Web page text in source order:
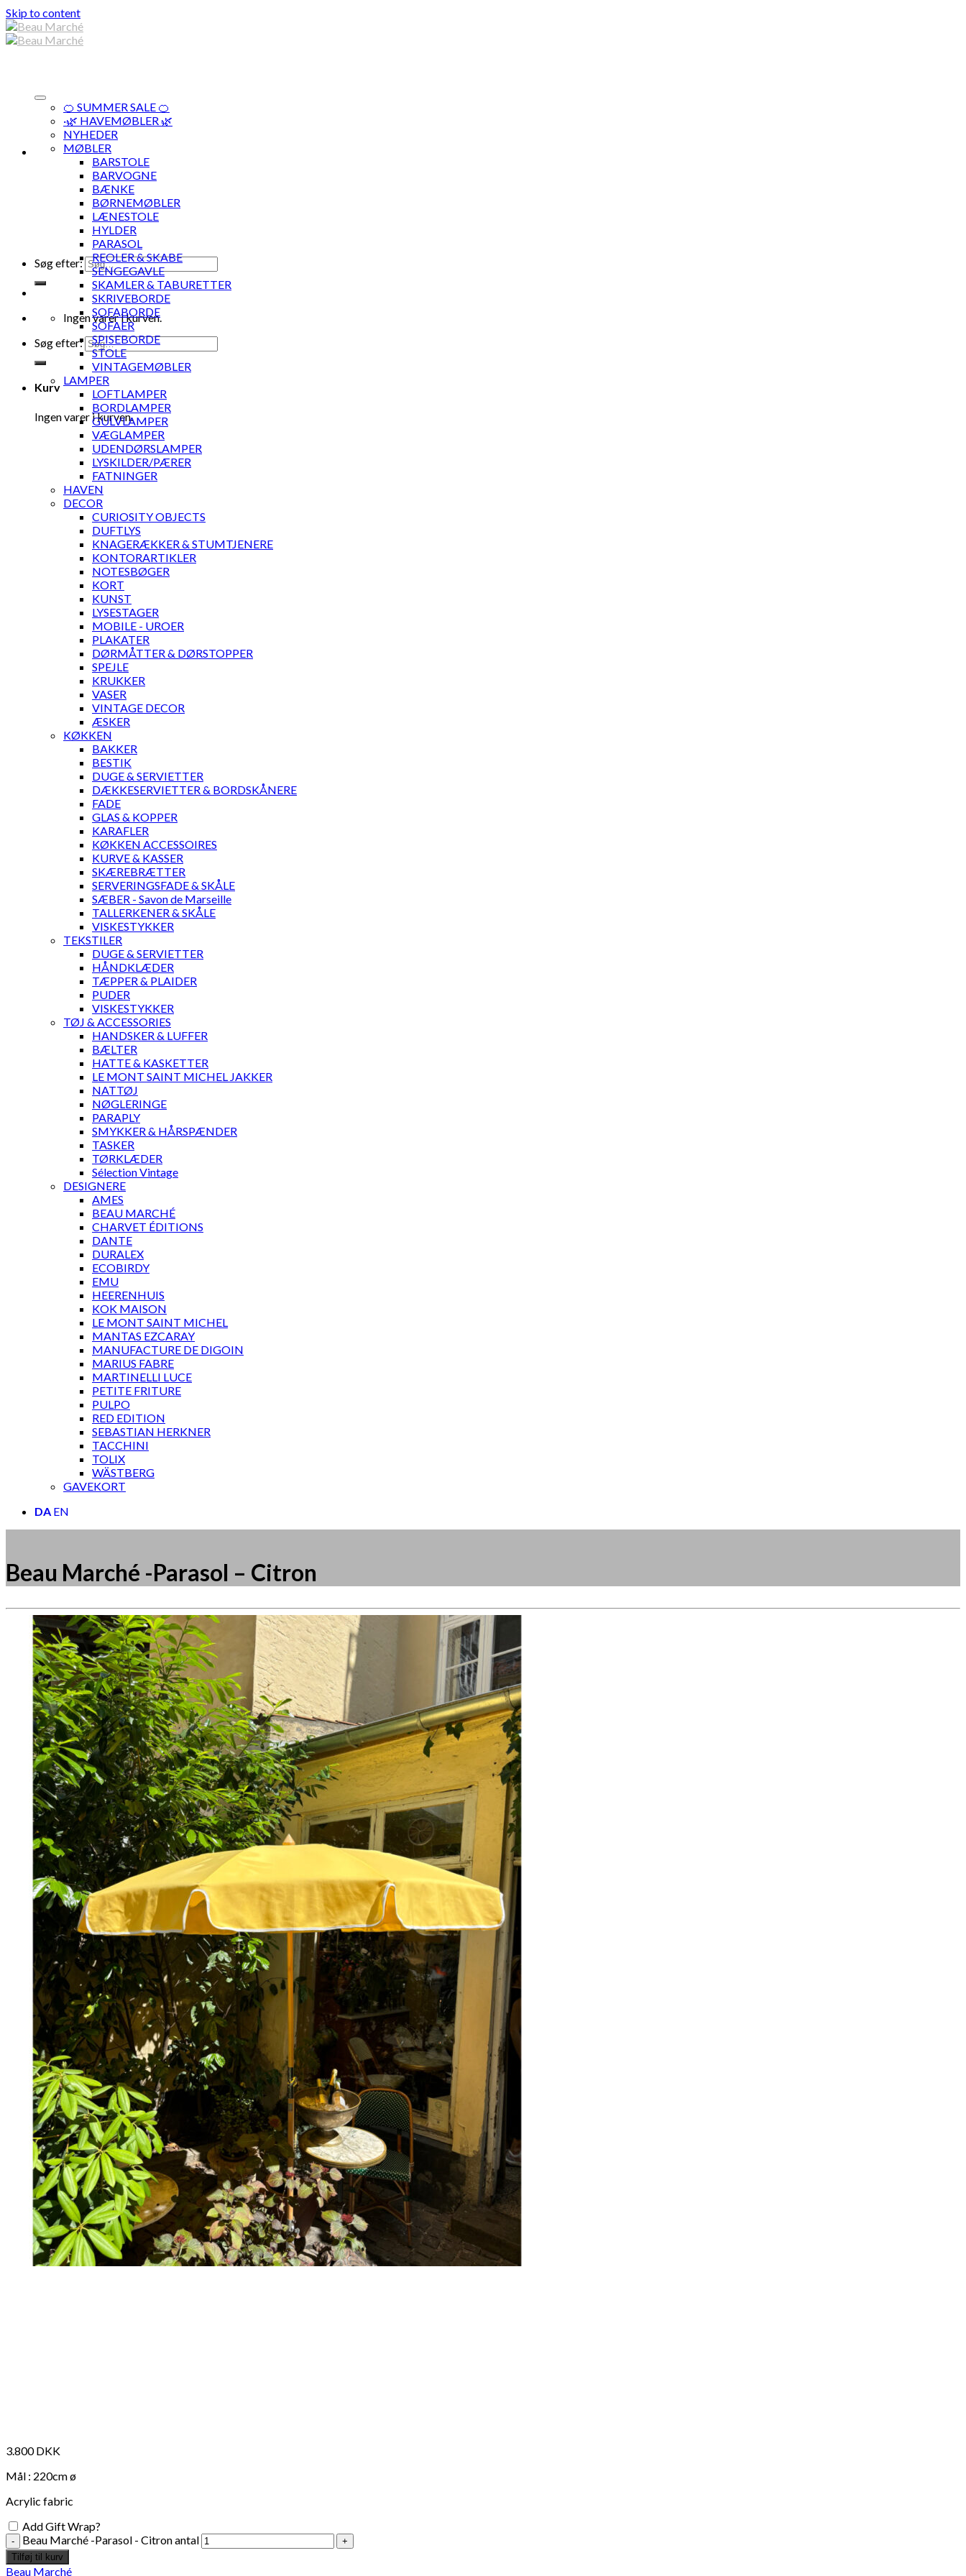
Skip to content
Søg efter:
Ingen varer i kurven.
Søg efter:
Kurv
Ingen varer i kurven.
🍊 SUMMER SALE 🍊
·🌿 HAVEMØBLER 🌿
NYHEDER
MØBLER
BARSTOLE
BARVOGNE
BÆNKE
BØRNEMØBLER
LÆNESTOLE
HYLDER
PARASOL
REOLER & SKABE
SENGEGAVLE
SKAMLER & TABURETTER
SKRIVEBORDE
SOFABORDE
SOFAER
SPISEBORDE
STOLE
VINTAGEMØBLER
LAMPER
LOFTLAMPER
BORDLAMPER
GULVLAMPER
VÆGLAMPER
UDENDØRSLAMPER
LYSKILDER/PÆRER
FATNINGER
HAVEN
DECOR
CURIOSITY OBJECTS
DUFTLYS
KNAGERÆKKER & STUMTJENERE
KONTORARTIKLER
NOTESBØGER
KORT
KUNST
LYSESTAGER
MOBILE - UROER
PLAKATER
DØRMÅTTER & DØRSTOPPER
SPEJLE
KRUKKER
VASER
VINTAGE DECOR
ÆSKER
KØKKEN
BAKKER
BESTIK
DUGE & SERVIETTER
DÆKKESERVIETTER & BORDSKÅNERE
FADE
GLAS & KOPPER
KARAFLER
KØKKEN ACCESSOIRES
KURVE & KASSER
SKÆREBRÆTTER
SERVERINGSFADE & SKÅLE
SÆBER - Savon de Marseille
TALLERKENER & SKÅLE
VISKESTYKKER
TEKSTILER
DUGE & SERVIETTER
HÅNDKLÆDER
TÆPPER & PLAIDER
PUDER
VISKESTYKKER
TØJ & ACCESSORIES
HANDSKER & LUFFER
BÆLTER
HATTE & KASKETTER
LE MONT SAINT MICHEL JAKKER
NATTØJ
NØGLERINGE
PARAPLY
SMYKKER & HÅRSPÆNDER
TASKER
TØRKLÆDER
Sélection Vintage
DESIGNERE
AMES
BEAU MARCHÉ
CHARVET ÉDITIONS
DANTE
DURALEX
ECOBIRDY
EMU
HEERENHUIS
KOK MAISON
LE MONT SAINT MICHEL
MANTAS EZCARAY
MANUFACTURE DE DIGOIN
MARIUS FABRE
MARTINELLI LUCE
PETITE FRITURE
PULPO
RED EDITION
SEBASTIAN HERKNER
TACCHINI
TOLIX
WÄSTBERG
GAVEKORT
DA EN
Beau Marché -Parasol – Citron
Måske kunne nogle af disse produkter have din interesse?
Add to Wishlist
frame 15x21cm
298DKKTilføj til kurv
Se kurv
Kasse
3.800DKK
Mål : 220cm ø
Acrylic fabric
Add Gift Wrap?
Beau Marché -Parasol - Citron antal
Tilføj til kurv
Beau Marché